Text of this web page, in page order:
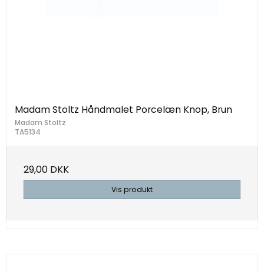
Madam Stoltz Håndmalet Porcelæn Knop, Brun
Madam Stoltz
TA5134
29,00 DKK
Vis produkt